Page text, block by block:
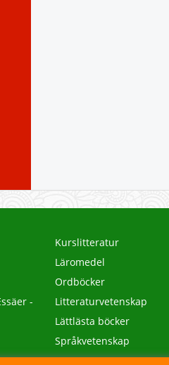
-
Kurslitteratur
Läromedel
Ordböcker
Litteraturvetenskap
Lättlästa böcker
Språkvetenskap